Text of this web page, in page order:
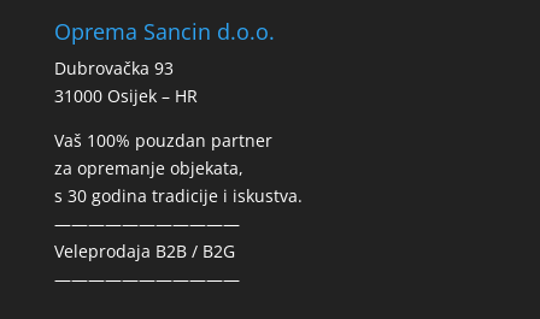
Oprema Sancin d.o.o.
Dubrovačka 93
31000 Osijek – HR
Vaš 100% pouzdan partner
za opremanje objekata,
s 30 godina tradicije i iskustva.
———————————
Veleprodaja B2B / B2G
———————————